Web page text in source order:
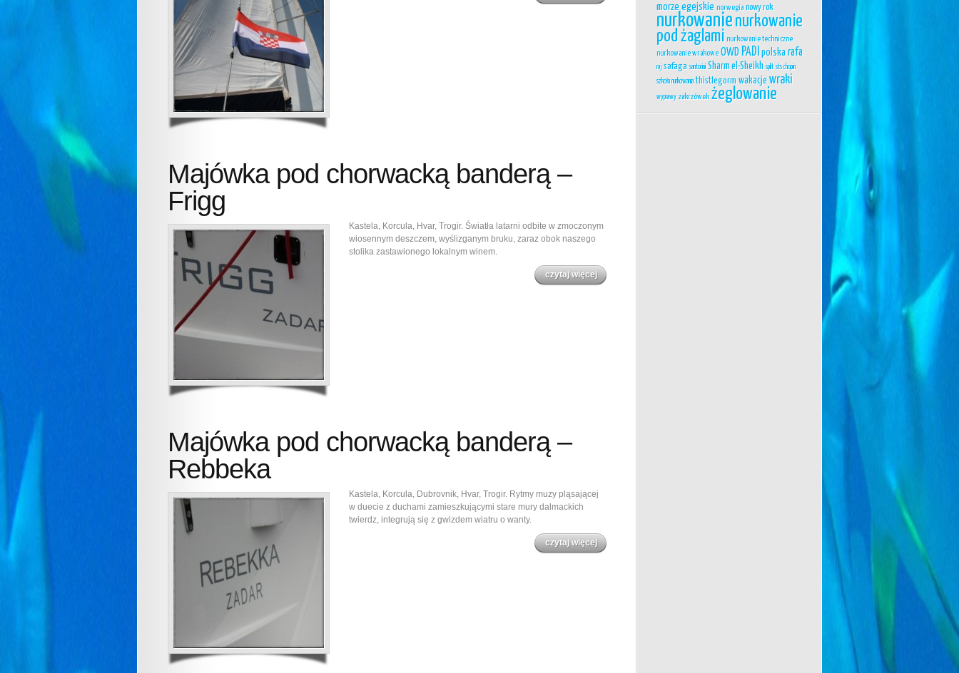
Majówka pod chorwacką banderą –
Frigg
Kastela, Korcula, Hvar, Trogir. Światła latarni odbite w zmoczonym
wiosennym deszczem, wyślizganym bruku, zaraz obok naszego
stolika zastawionego lokalnym winem.
czytaj więcej
Majówka pod chorwacką banderą –
Rebbeka
Kastela, Korcula, Dubrovnik, Hvar, Trogir. Rytmy muzy pląsającej
w duecie z duchami zamieszkującymi stare mury dalmackich
twierdz, integrują się z gwizdem wiatru o wanty.
czytaj więcej
morze egejskie norwegia nowy rok
nurkowanie nurkowanie
pod żaglami nurkowanie techniczne
nurkowanie wrakowe OWD PADI polska rafa
raj safaga santorini Sharm el-Sheikh split sts chopin
szkoła nurkowania thistlegorm wakacje wraki
wyprawy zakrzówek żeglowanie